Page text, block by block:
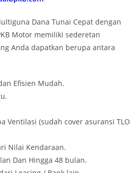
Dana Tunai Cepat dengan
Motor memiliki sederetan
Anda dapatkan berupa antara
Efisien Mudah.
Ventilasi (sudah cover asuransi TLO
Nilai Kendaraan.
Dan Hingga 48 bulan.